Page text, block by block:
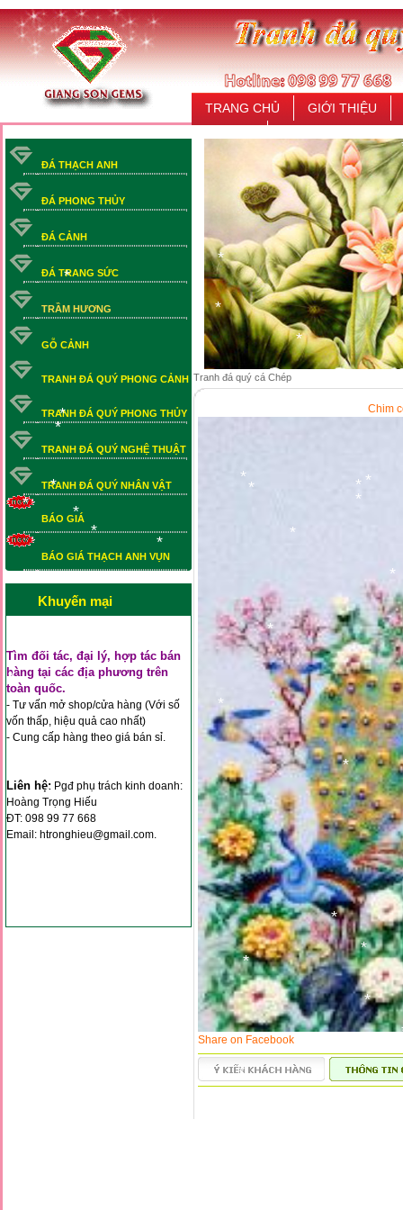
TRANG CHỦ
GIỚI THIỆU
ĐÁ THẠCH ANH
ĐÁ PHONG THỦY
ĐÁ CẢNH
ĐÁ TRANG SỨC
TRẦM HƯƠNG
GỖ CẢNH
TRANH ĐÁ QUÝ PHONG CẢNH
TRANH ĐÁ QUÝ PHONG THỦY
TRANH ĐÁ QUÝ NGHỆ THUẬT
TRANH ĐÁ QUÝ NHÂN VẬT
BÁO GIÁ
BÁO GIÁ THẠCH ANH VỤN
BÁO GIÁ THẠCH ANH VỤN
Khuyến mại
Tìm đối tác, đại lý, hợp tác bán
hàng tại các địa phương trên
toàn quốc.
- Tư vấn mở shop/cửa hàng (Với số
vốn thấp, hiệu quả cao nhất)
- Cung cấp hàng theo giá bán sỉ.
Liên hệ: Pgđ phụ trách kinh doanh:
Hoàng Trọng Hiếu
ĐT: 098 99 77 668
Email: htronghieu@gmail.com.
Tranh đá quý cá Chép
Chim
Share on Facebook
*
*
*
*
*
*
*
*
*
*
*
*
*
*
*
*
*
*
*
*
*
*